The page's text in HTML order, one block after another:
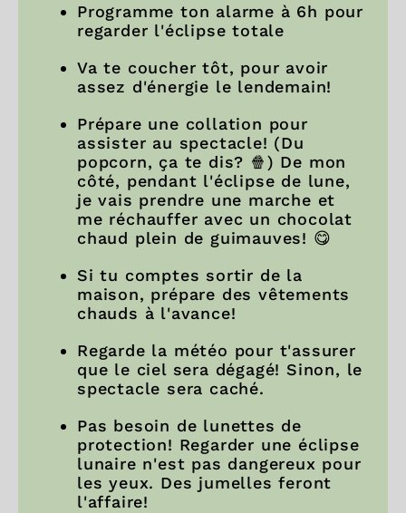
Programme ton alarme à 6h pour
regarder l'éclipse totale
Va te coucher tôt, pour avoir
assez d'énergie le lendemain!
Prépare une collation pour
assister au spectacle! (Du
popcorn, ça te dis? 🍿) De mon
côté, pendant l'éclipse de lune,
je vais prendre une marche et
me réchauffer avec un chocolat
chaud plein de guimauves! 😋
Si tu comptes sortir de la
maison, prépare des vêtements
chauds à l'avance!
Regarde la météo pour t'assurer
que le ciel sera dégagé! Sinon, le
spectacle sera caché.
Pas besoin de lunettes de
protection! Regarder une éclipse
lunaire n'est pas dangereux pour
les yeux. Des jumelles feront
l'affaire!